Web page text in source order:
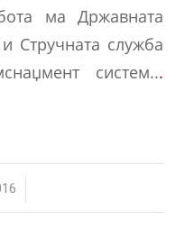
ма Државната
Стручната служба
систем...